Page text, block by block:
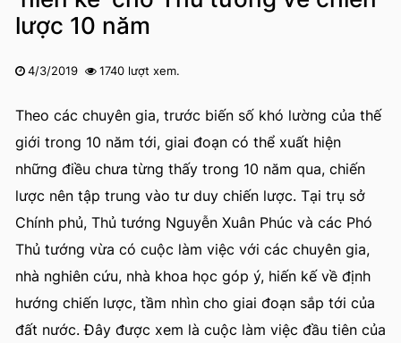
lược 10 năm
4/3/2019
1740 lượt xem.
Theo các chuyên gia, trước biến số khó lường của thế
giới trong 10 năm tới, giai đoạn có thể xuất hiện
những điều chưa từng thấy trong 10 năm qua, chiến
lược nên tập trung vào tư duy chiến lược. Tại trụ sở
Chính phủ, Thủ tướng Nguyễn Xuân Phúc và các Phó
Thủ tướng vừa có cuộc làm việc với các chuyên gia,
nhà nghiên cứu, nhà khoa học góp ý, hiến kế về định
hướng chiến lược, tầm nhìn cho giai đoạn sắp tới của
đất nước. Đây được xem là cuộc làm việc đầu tiên của